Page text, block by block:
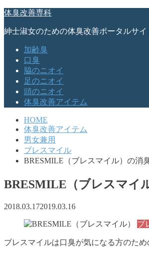
体臭改善専科
紳士淑女のための体臭改善ポータルサイ
加齢臭
口臭
脇のニオイ
足のニオイ
頭のニオイ
体臭改善アイテム
HOME
体臭改善アイテム
男女兼用
ブレスマイル
BRESMILE（ブレスマイル）の消
BRESMILE（ブレスマイ
2018.03.172019.03.16
ブ
ブレスマイルは口臭が気になる方のため